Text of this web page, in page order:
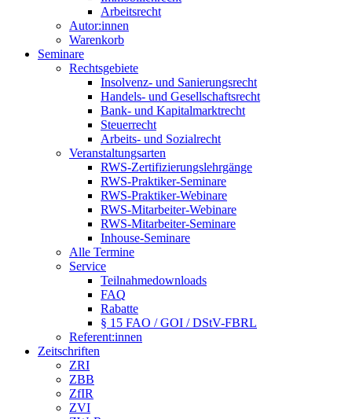
Arbeitsrecht
Autor:innen
Warenkorb
Seminare
Rechtsgebiete
Insolvenz- und Sanierungsrecht
Handels- und Gesellschaftsrecht
Bank- und Kapitalmarktrecht
Steuerrecht
Arbeits- und Sozialrecht
Veranstaltungsarten
RWS-Zertifizierungslehrgänge
RWS-Praktiker-Seminare
RWS-Praktiker-Webinare
RWS-Mitarbeiter-Webinare
RWS-Mitarbeiter-Seminare
Inhouse-Seminare
Alle Termine
Service
Teilnahmedownloads
FAQ
Rabatte
§ 15 FAO / GOI / DStV-FBRL
Referent:innen
Zeitschriften
ZRI
ZBB
ZfIR
ZVI